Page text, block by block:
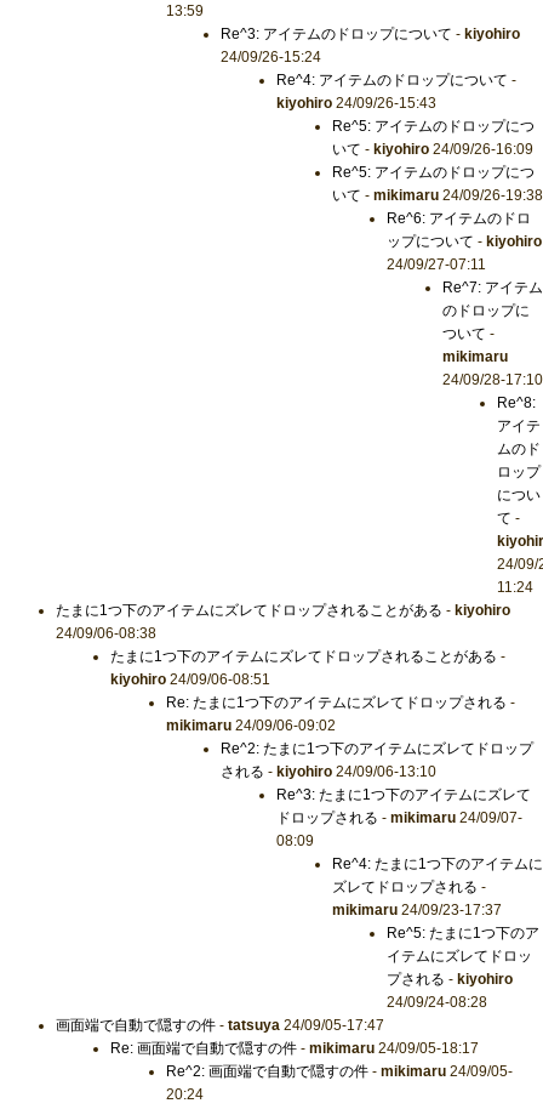
13:59
Re^3: アイテムのドロップについて - kiyohiro
24/09/26-15:24
Re^4: アイテムのドロップについて -
kiyohiro24/09/26-15:43
Re^5: アイテムのドロップにつ
いて - kiyohiro24/09/26-16:09
Re^5: アイテムのドロップにつ
いて - mikimaru24/09/26-19:38
Re^6: アイテムのドロ
ップについて - kiyohiro
24/09/27-07:11
Re^7: アイテム
のドロップに
ついて -
mikimaru
24/09/28-17:10
Re^8:
アイテ
ムのド
ロップ
につい
て -
24/09/
11:24
たまに1つ下のアイテムにズレてドロップされることがある - kiyohiro
24/09/06-08:38
たまに1つ下のアイテムにズレてドロップされることがある -
kiyohiro 24/09/06-08:51
Re: たまに1つ下のアイテムにズレてドロップされる -
mikimaru24/09/06-09:02
Re^2: たまに1つ下のアイテムにズレてドロップ
される - kiyohiro 24/09/06-13:10
Re^3: たまに1つ下のアイテムにズレて
ドロップされる - mikimaru24/09/07-
08:09
Re^4: たまに1つ下のアイテムに
ズレてドロップされる -
mikimaru24/09/23-17:37
Re^5: たまに1つ下のア
イテムにズレてドロッ
プされる - kiyohiro
24/09/24-08:28
画面端で自動で隠すの件- tatsuya24/09/05-17:47
Re: 画面端で自動で隠すの件 -mikimaru 24/09/05-18:17
Re^2: 画面端で自動で隠すの件- mikimaru24/09/05-
20:24